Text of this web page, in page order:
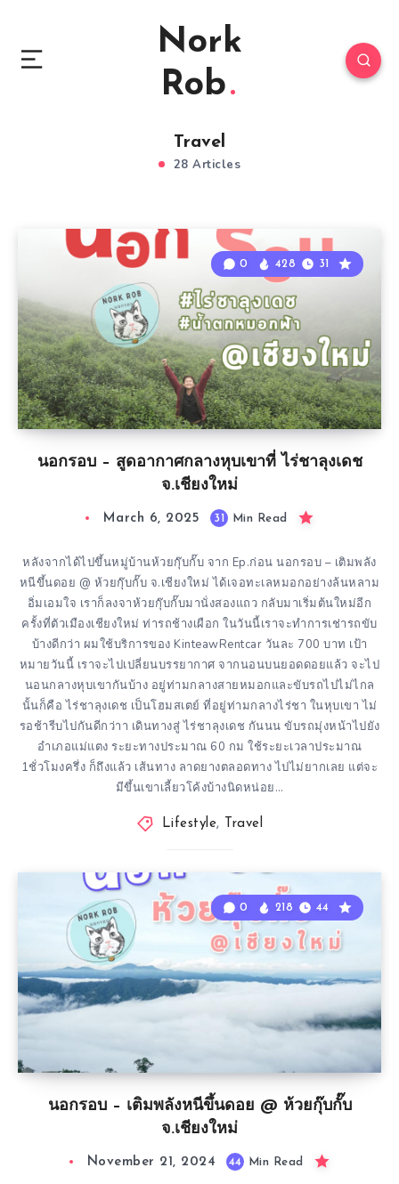
Nork
Rob
Travel
28 Articles
นอกรอบ – สูดอากาศกลางหุบเขาที่ ไร่ชาลุงเดช
จ.เชียงใหม่
0 428 31
March 6, 2025 31 Min Read
หลังจากได้ไปขึ้นหมู่บ้านห้วยกุ๊บกั๊บ จาก Ep.ก่อน นอกรอบ – เติมพลัง
หนีขึ้นดอย @ ห้วยกุ๊บกั๊บ จ.เชียงใหม่ ได้เจอทะเลหมอกอย่างล้นหลาม
อิ่มเอมใจ เราก็ลงจาห้วยกุ๊บกั๊บมานั่งสองแถว กลับมาเริ่มต้นใหม่อีก
ครั้งที่ตัวเมืองเชียงใหม่ ท่ารถช้างเผือก ในวันนี้เราจะทำการเช่ารถขับ
บ้างดีกว่า ผมใช้บริการของ KinteawRentcar วันละ 700 บาท เป้า
หมายวันนี้ เราจะไปเปลี่ยนบรรยากาศ จากนอนบนยอดดอยแล้ว จะไป
นอนกลางหุบเขากันบ้าง อยู่ท่ามกลางสายหมอกและขับรถไปไม่ไกล
นั้นก็คือ ไร่ชาลุงเดช เป็นโฮมสเตย์ ที่อยู่ท่ามกลางไร่ชา ในหุบเขา ไม่
รอช้ารีบไปกันดีกว่าา เดินทางสู่ ไร่ชาลุงเดช กันนน ขับรถมุ่งหน้าไปยัง
อำเภอแม่แตง ระยะทางประมาณ 60 กม ใช้ระยะเวลาประมาณ
1ชั่วโมงครึ่ง ก็ถึงแล้ว เส้นทาง ลาดยางตลอดทาง ไปไม่ยากเลย แต่จะ
มีขึ้นเขาเลี้ยวโค้งบ้างนิดหน่อย…
Lifestyle, Travel
นอกรอบ – เติมพลังหนีขึ้นดอย @ ห้วยกุ๊บกั๊บ
จ.เชียงใหม่
0 218 44
November 21, 2024 44 Min Read